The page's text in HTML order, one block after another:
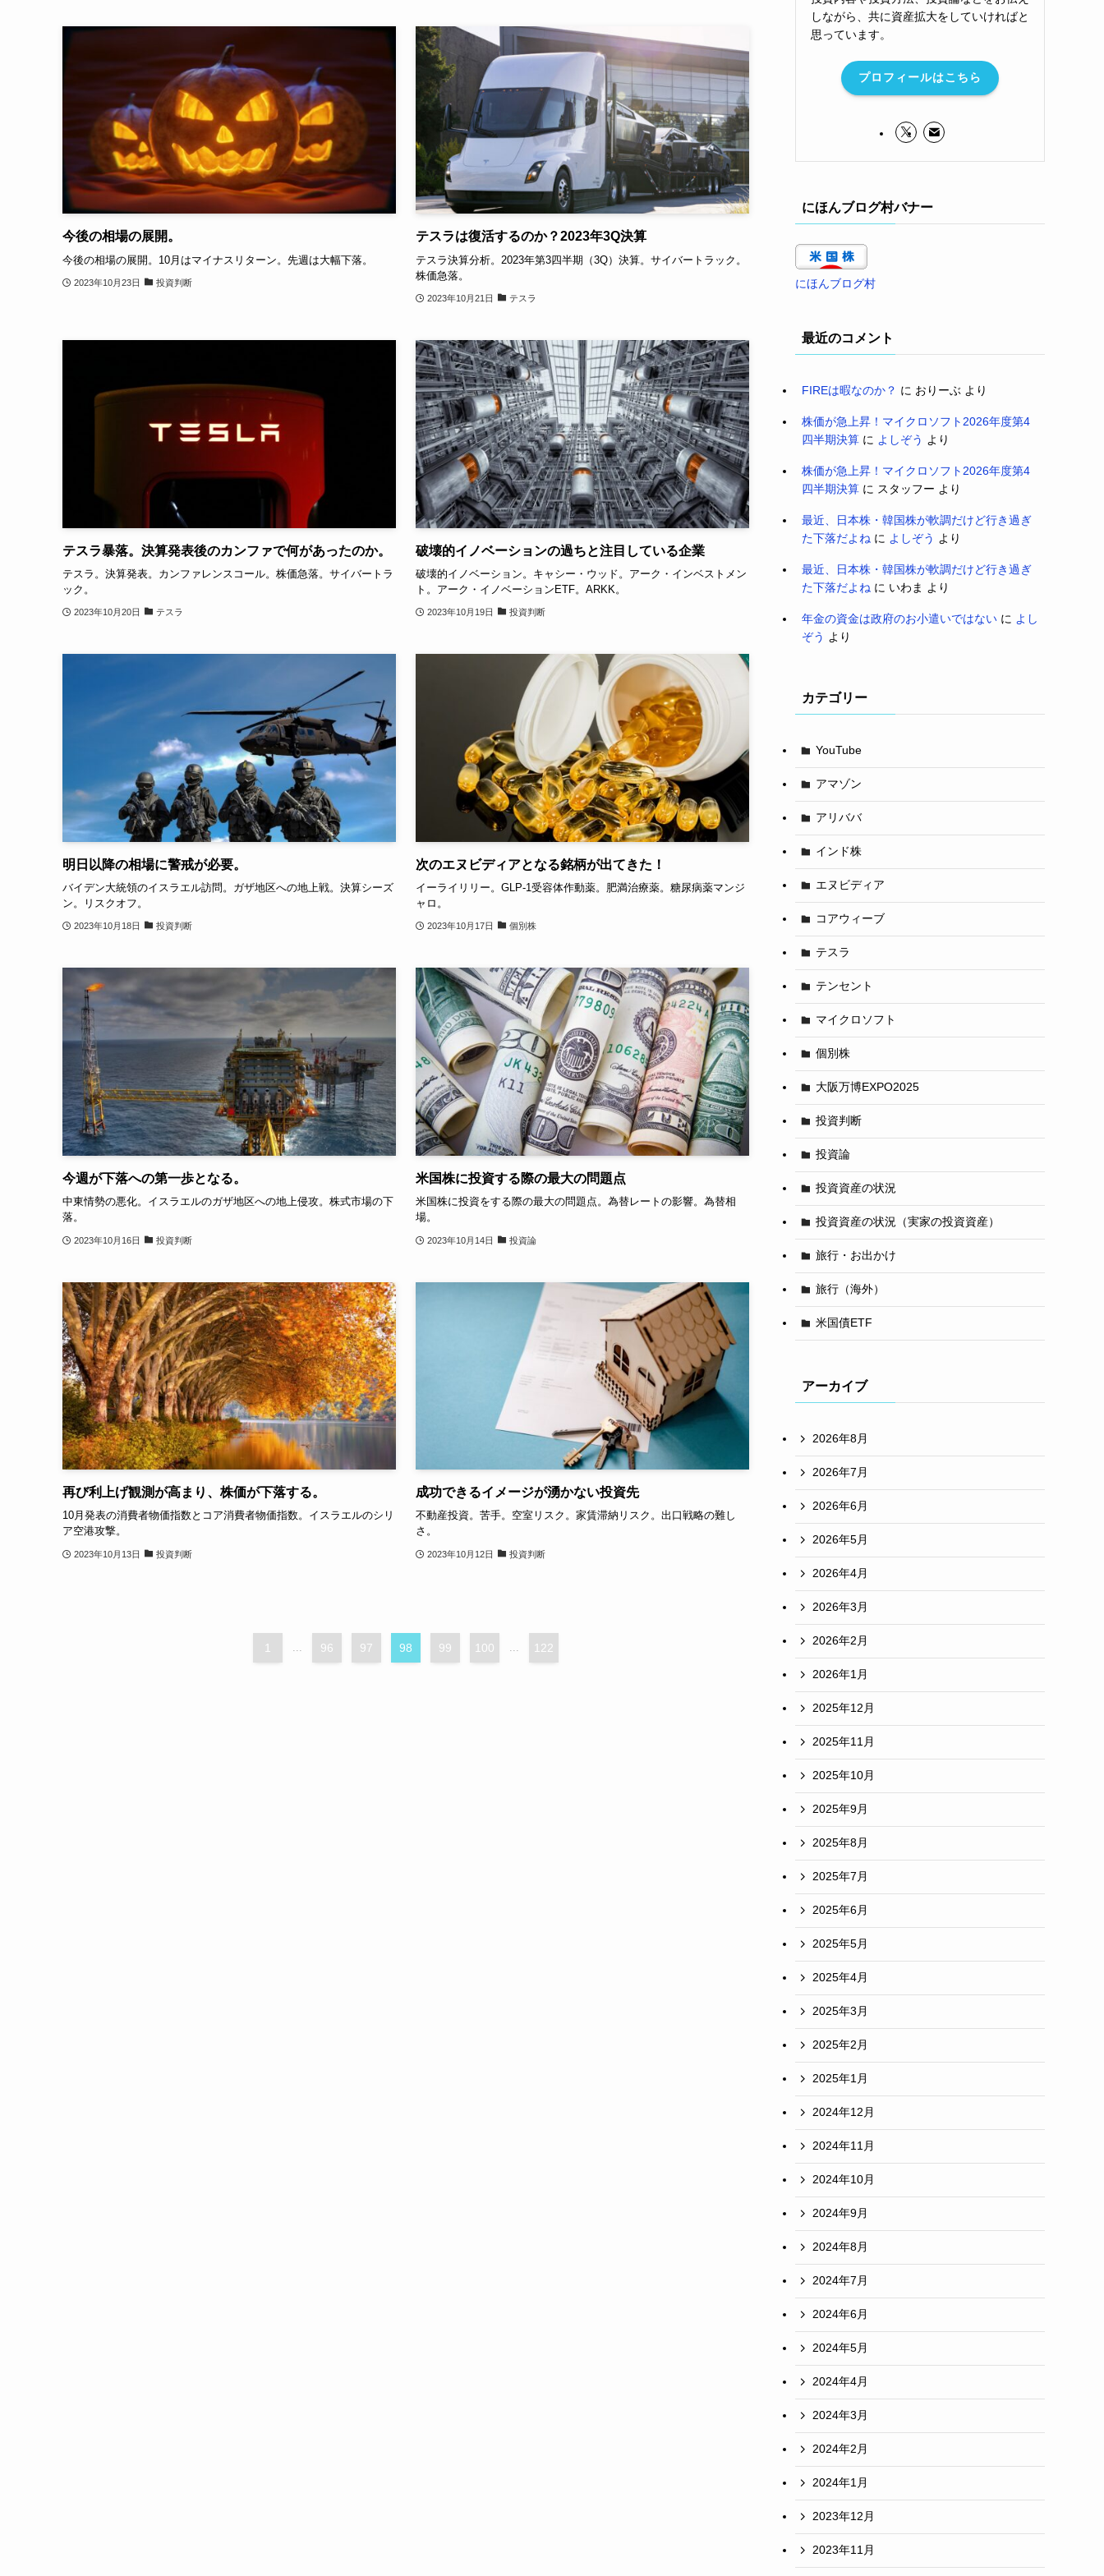
今後の相場の展開。
今後の相場の展開。10月はマイナスリターン。先週は大幅下落。
2023年10月23日 投資判断
テスラは復活するのか？2023年3Q決算
テスラ決算分析。2023年第3四半期（3Q）決算。サイバートラック。
株価急落。
2023年10月21日 テスラ
テスラ暴落。決算発表後のカンファで何があったのか。
テスラ。決算発表。カンファレンスコール。株価急落。サイバートラ
ック。
2023年10月20日 テスラ
破壊的イノベーションの過ちと注目している企業
破壊的イノベーション。キャシー・ウッド。アーク・インベストメン
ト。アーク・イノベーションETF。ARKK。
2023年10月19日 投資判断
明日以降の相場に警戒が必要。
バイデン大統領のイスラエル訪問。ガザ地区への地上戦。決算シーズ
ン。リスクオフ。
2023年10月18日 投資判断
次のエヌビディアとなる銘柄が出てきた！
イーライリリー。GLP-1受容体作動薬。肥満治療薬。糖尿病薬マンジ
ャロ。
2023年10月17日 個別株
今週が下落への第一歩となる。
中東情勢の悪化。イスラエルのガザ地区への地上侵攻。株式市場の下
落。
2023年10月16日 投資判断
米国株に投資する際の最大の問題点
米国株に投資をする際の最大の問題点。為替レートの影響。為替相
場。
2023年10月14日 投資論
再び利上げ観測が高まり、株価が下落する。
10月発表の消費者物価指数とコア消費者物価指数。イスラエルのシリ
ア空港攻撃。
2023年10月13日 投資判断
成功できるイメージが湧かない投資先
不動産投資。苦手。空室リスク。家賃滞納リスク。出口戦略の難し
さ。
2023年10月12日 投資判断
1 96 97 98 99 100 122
しながら、共に資産拡大をしていければと
思っています。
プロフィールはこちら
にほんブログ村バナー
にほんブログ村
最近のコメント
FIREは暇なのか？ に おりーぶ より
株価が急上昇！マイクロソフト2026年度第4
四半期決算 に よしぞう より
株価が急上昇！マイクロソフト2026年度第4
四半期決算 に スタッフー より
最近、日本株・韓国株が軟調だけど行き過ぎ
た下落だよね に よしぞう より
最近、日本株・韓国株が軟調だけど行き過ぎ
た下落だよね に いわま より
年金の資金は政府のお小遣いではない に よし
ぞう より
カテゴリー
YouTube
アマゾン
アリババ
インド株
エヌビディア
コアウィーブ
テスラ
テンセント
マイクロソフト
個別株
大阪万博EXPO2025
投資判断
投資論
投資資産の状況
投資資産の状況（実家の投資資産）
旅行・お出かけ
旅行（海外）
米国債ETF
アーカイブ
2026年8月
2026年7月
2026年6月
2026年5月
2026年4月
2026年3月
2026年2月
2026年1月
2025年12月
2025年11月
2025年10月
2025年9月
2025年8月
2025年7月
2025年6月
2025年5月
2025年4月
2025年3月
2025年2月
2025年1月
2024年12月
2024年11月
2024年10月
2024年9月
2024年8月
2024年7月
2024年6月
2024年5月
2024年4月
2024年3月
2024年2月
2024年1月
2023年12月
2023年11月